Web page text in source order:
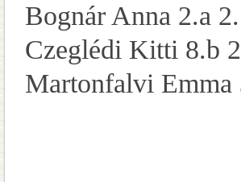
Bognár Anna 2.a
Czeglédi Kitti 8.b
Martonfalvi Emma